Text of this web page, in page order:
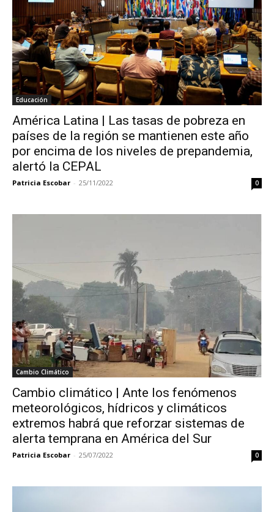
Educación
América Latina | Las tasas de pobreza en
países de la región se mantienen este año
por encima de los niveles de prepandemia,
alertó la CEPAL
Patricia Escobar - 25/11/2022 0
Cambio Climático
Cambio climático | Ante los fenómenos
meteorológicos, hídricos y climáticos
extremos habrá que reforzar sistemas de
alerta temprana en América del Sur
Patricia Escobar - 25/07/2022 0